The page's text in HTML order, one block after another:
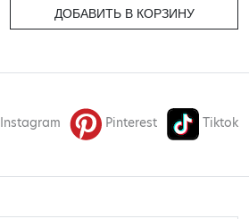
ДОБАВИТЬ В КОРЗИНУ
Instagram Pinterest Tiktok